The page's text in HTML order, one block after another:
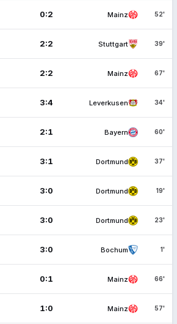
0:2 Mainz 52'
2:2 Stuttgart 39'
2:2 Mainz 67'
3:4 Leverkusen 34'
2:1 Bayern 60'
3:1 Dortmund 37'
3:0 Dortmund 19'
3:0 Dortmund 23'
3:0 Bochum 1'
0:1 Mainz 66'
1:0 Mainz 57'